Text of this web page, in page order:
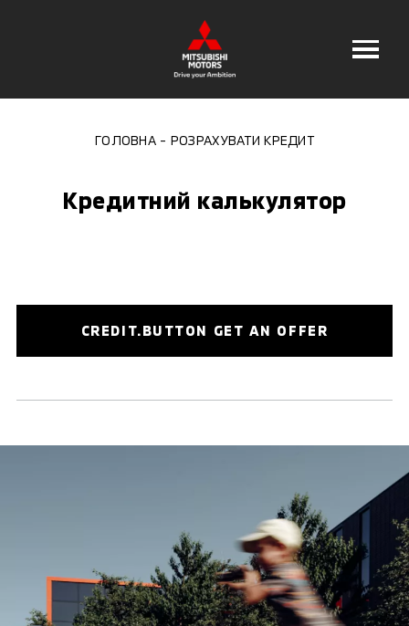
ГОЛОВНА РОЗРАХУВАТИ КРЕДИТ
Кредитний калькулятор
CREDIT.BUTTON GET AN OFFER